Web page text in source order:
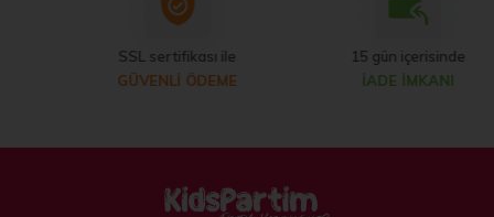
SSL sertifikası ile
GÜVENLİ ÖDEME
15 gün içerisinde
İADE İMKANI